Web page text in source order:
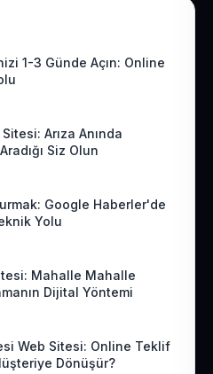
1-3 Günde Açın: Online
Arıza Anında
Siz Olun
Google Haberler'de
Yolu
Mahalle Mahalle
Dijital Yöntemi
Web Sitesi: Online Teklif
Dönüşür?